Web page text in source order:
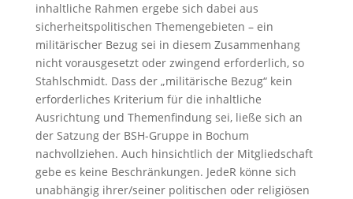
inhaltliche Rahmen ergebe sich dabei aus
sicherheitspolitischen Themengebieten – ein
militärischer Bezug sei in diesem Zusammenhang
nicht vorausgesetzt oder zwingend erforderlich, so
Stahlschmidt. Dass der „militärische Bezug“ kein
erforderliches Kriterium für die inhaltliche
Ausrichtung und Themenfindung sei, ließe sich an
der Satzung der BSH-Gruppe in Bochum
nachvollziehen. Auch hinsichtlich der Mitgliedschaft
gebe es keine Beschränkungen. JedeR könne sich
unabhängig ihrer/seiner politischen oder religiösen